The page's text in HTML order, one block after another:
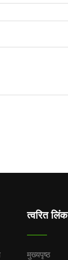
त्वरित लिंक
मुख्यपृष्ठ